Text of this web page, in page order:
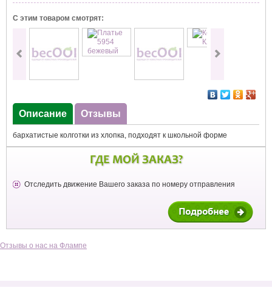
С этим товаром смотрят:
Описание Отзывы
бархатистые колготки из хлопка, подходят к школьной форме
ГДЕ МОЙ ЗАКАЗ?
Отследить движение Вашего заказа по номеру отправления
Отзывы о нас на Флампе